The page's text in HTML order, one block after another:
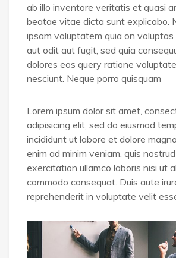
ab illo inventore veritatis et quasi
beatae vitae dicta sunt explicabo.
ipsam voluptatem quia on
aut odit aut fugit, sed quia
dolores eos query ratione
nesciunt. Neque porro quisquam
Lorem ipsum dolor sit amet,
adipisicing elit, sed do eiusmod
incididunt ut labore et dolore
enim ad minim veniam, quis
exercitation ullamco laboris nisi ut
commodo consequat. Duis aute
reprehenderit in voluptate velit